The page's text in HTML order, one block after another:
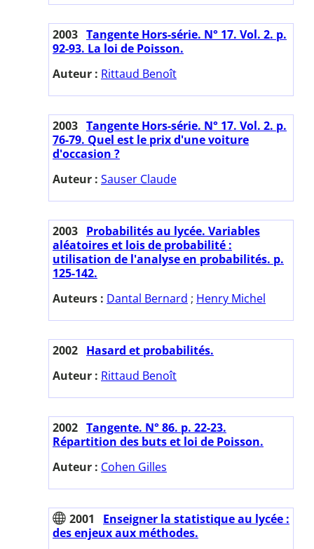
2003 Tangente Hors-série. N° 17. Vol. 2. p.
92-93. La loi de Poisson.
Auteur : Rittaud Benoît
2003 Tangente Hors-série. N° 17. Vol. 2. p.
76-79. Quel est le prix d'une voiture
d'occasion ?
Auteur : Sauser Claude
2003 Probabilités au lycée. Variables
aléatoires et lois de probabilité :
utilisation de l'analyse en probabilités. p.
125-142.
Auteurs : Dantal Bernard ; Henry Michel
2002 Hasard et probabilités.
Auteur : Rittaud Benoît
2002 Tangente. N° 86. p. 22-23.
Répartition des buts et loi de Poisson.
Auteur : Cohen Gilles
2001
Enseigner la statistique au lycée :
des enjeux aux méthodes.